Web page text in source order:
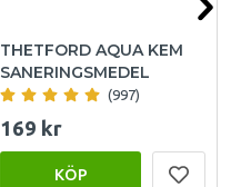
THETFORD AQUA KEM
SANERINGSMEDEL
(997)
169 kr
KÖP